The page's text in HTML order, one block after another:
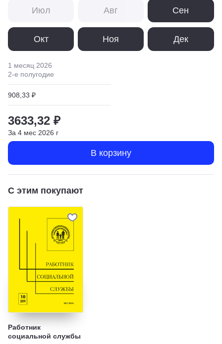
Июл Авг Сен
Окт Ноя Дек
1 месяц 2026
2-е полугодие
908,33 ₽
3633,32 ₽
За 4 мес 2026 г
В корзину
С этим покупают
Работник
социальной службы